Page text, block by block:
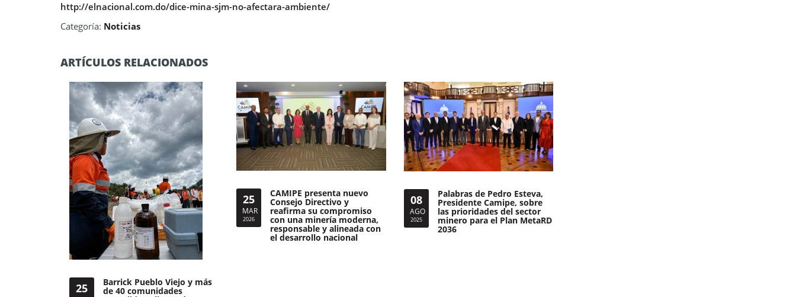
http://elnacional.com.do/dice-mina-sjm-no-afectara-ambiente/
Categoría: Noticias
ARTÍCULOS RELACIONADOS
25 Barrick Pueblo Viejo y más
de 40 comunidades
25
MAR
2026
CAMIPE presenta nuevo
Consejo Directivo y
reafirma su compromiso
con una minería moderna,
responsable y alineada con
el desarrollo nacional
08
AGO
2025
Palabras de Pedro Esteva,
Presidente Camipe, sobre
las prioridades del sector
minero para el Plan MetaRD
2036